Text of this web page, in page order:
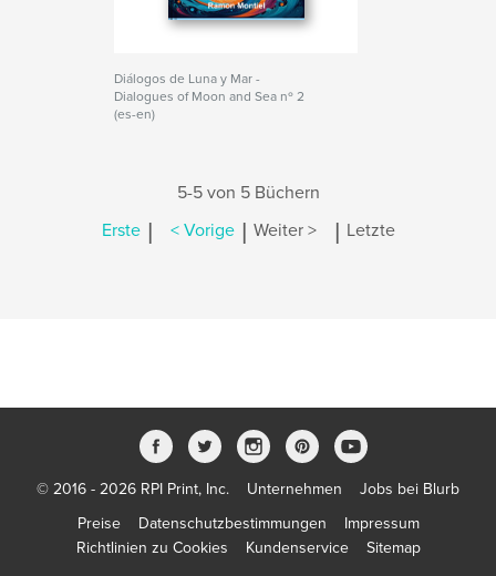
Diálogos de Luna y Mar -
Dialogues of Moon and Sea nº 2
(es-en)
5-5 von 5 Büchern
Erste | < Vorige | Weiter > | Letzte
© 2016 - 2026 RPI Print, Inc. Unternehmen
Jobs bei Blurb
Preise
Datenschutzbestimmungen
Impressum
Richtlinien zu Cookies
Kundenservice Sitemap